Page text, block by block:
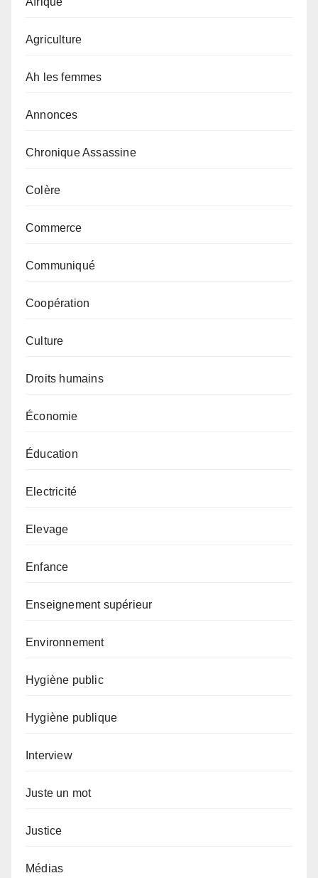
Agriculture
Ah les femmes
Annonces
Chronique Assassine
Colère
Commerce
Communiqué
Coopération
Culture
Droits humains
Économie
Éducation
Electricité
Elevage
Enfance
Enseignement supérieur
Environnement
Hygiène public
Hygiène publique
Interview
Juste un mot
Justice
Médias